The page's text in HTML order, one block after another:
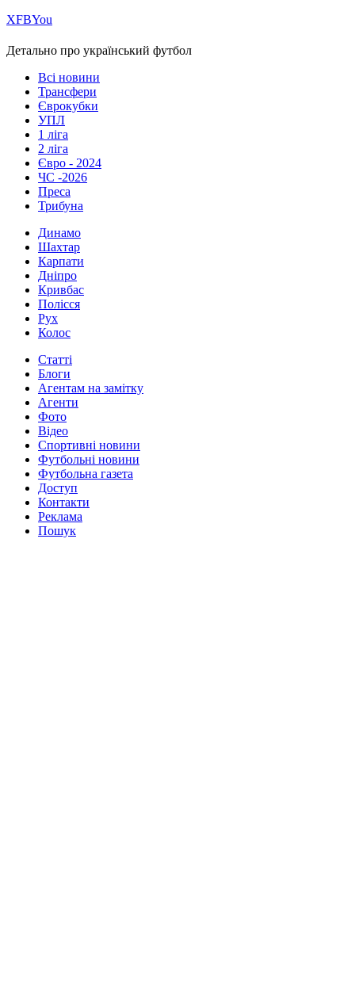
ХFBYou
Детально про український футбол
Всі новини
Трансфери
Єврокубки
УПЛ
1 ліга
2 ліга
Євро - 2024
ЧС -2026
Преса
Трибуна
Динамо
Шахтар
Карпати
Дніпро
Кривбас
Полісся
Рух
Колос
Статті
Блоги
Агентам на замітку
Агенти
Фото
Відео
Спортивні новини
Футбольні новини
Футбольна газета
Доступ
Контакти
Реклама
Пошук